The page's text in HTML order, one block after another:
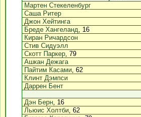
Мартен Стекеленбург
Саша Ритер
Джон Хейтинга
Бреде Хангеланд, 16
Киран Ричардсон
Стив Сидуэлл
Скотт Паркер, 79
Ашкан Дежага
Пайтим Касами, 62
Клинт Дэмпси
Даррен Бент
Дэн Берн, 16
Льюис Холтби, 62